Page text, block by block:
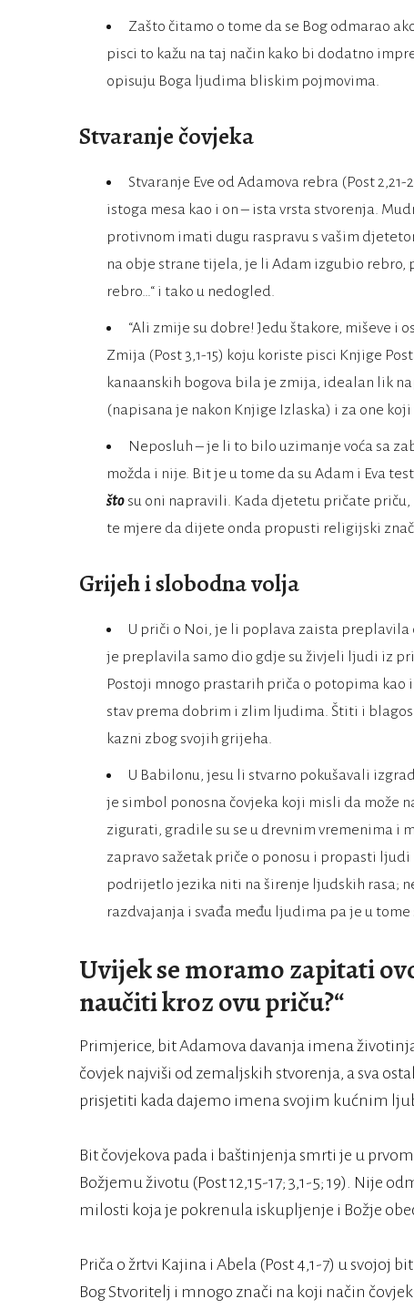
Zašto čitamo o tome da se Bog odmarao
pisci to kažu na taj način kako bi dodatno
opisuju Boga ljudima bliskim pojmovima.
Stvaranje čovjeka
Stvaranje Eve od Adamova rebra (Post
istoga mesa kao i on – ista vrsta stvorenja.
protivnom imati dugu raspravu s vašim
na obje strane tijela, je li Adam izgubio rebro,
rebro…“ i tako u nedogled.
“Ali zmije su dobre! Jedu štakore, miševe i
Zmija (Post 3,1-15) koju koriste pisci Knjige
kanaanskih bogova bila je zmija, idealan lik
(napisana je nakon Knjige Izlaska) i za one
Neposluh – je li to bilo uzimanje voća sa
možda i nije. Bit je u tome da su Adam i Eva
što su oni napravili. Kada djetetu pričate
te mjere da dijete onda propusti religijski
Grijeh i slobodna volja
U priči o Noi, je li poplava zaista preplavila
je preplavila samo dio gdje su živjeli ljudi iz
Postoji mnogo prastarih priča o potopima kao
stav prema dobrim i zlim ljudima. Štiti i
kazni zbog svojih grijeha.
U Babilonu, jesu li stvarno pokušavali
je simbol ponosna čovjeka koji misli da može
zigurati, gradile su se u drevnim vremenima i
zapravo sažetak priče o ponosu i propasti
podrijetlo jezika niti na širenje ljudskih rasa;
razdvajanja i svađa među ljudima pa je u
Uvijek se moramo zapitati
naučiti kroz ovu priču?“
Primjerice, bit Adamova davanja imena
čovjek najviši od zemaljskih stvorenja, a sva
prisjetiti kada dajemo imena svojim kućnim
Bit čovjekova pada i baštinjenja smrti je u
Božjemu životu (Post 12,15-17; 3,1-5; 19). Nije
milosti koja je pokrenula iskupljenje i Božje
Priča o žrtvi Kajina i Abela (Post 4,1-7) u svojoj
Bog Stvoritelj i mnogo znači na koji način